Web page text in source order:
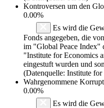
Kontroversen um den
0.00%
Es wird die
Fonds angegeben, die
im "Global Peace Index"
"Institute for Economics
eingestuft wurden und
(Datenquelle: Institute for
Wahrgenommene
0.00%
Es wird die